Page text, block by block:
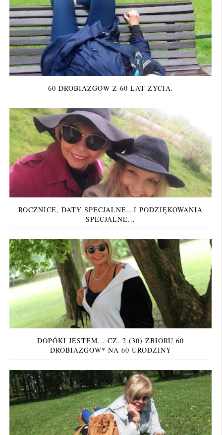
60 DROBIAZGÓW Z 60 LAT ŻYCIA.
ROCZNICE, DATY SPECJALNE...I PODZIĘKOWANIA
SPECJALNE...
DOPÓKI JESTEM... CZ. 2.(30) ZBIORU 60
DROBIAZGÓW* NA 60 URODZINY